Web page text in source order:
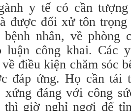
y tế có cần
được đối xử tôn
bệnh nhân, về phòng
luận công khai. Các
điều kiện chăm sóc
đáp ứng. Họ cần tái
xứng đáng với công
giờ nghỉ ngơi để